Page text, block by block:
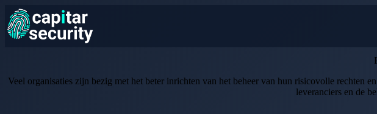
Veel organisaties zijn bezig met het beter inrichten van het beheer van hun risicovolle rechten
leveranciers en de